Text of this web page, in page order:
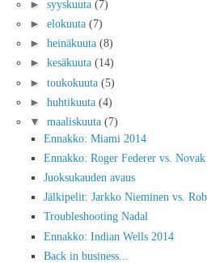
► syyskuuta (7)
► elokuuta (7)
► heinäkuuta (8)
► kesäkuuta (14)
► toukokuuta (5)
► huhtikuuta (4)
▼ maaliskuuta (7)
Ennakko: Miami 2014
Ennakko: Roger Federer vs.
Juoksukauden avaus
Jälkipelit: Jarkko Nieminen vs.
Troubleshooting Nadal
Ennakko: Indian Wells 2014
Back in business...